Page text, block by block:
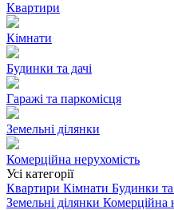
Квартири
Кімнати
Будинки та дачі
Гаражі та паркомісця
Земельні ділянки
Комерційна нерухомість
Усі категорії
Квартири Кімнати Будинки та
Земельні ділянки Комерційна